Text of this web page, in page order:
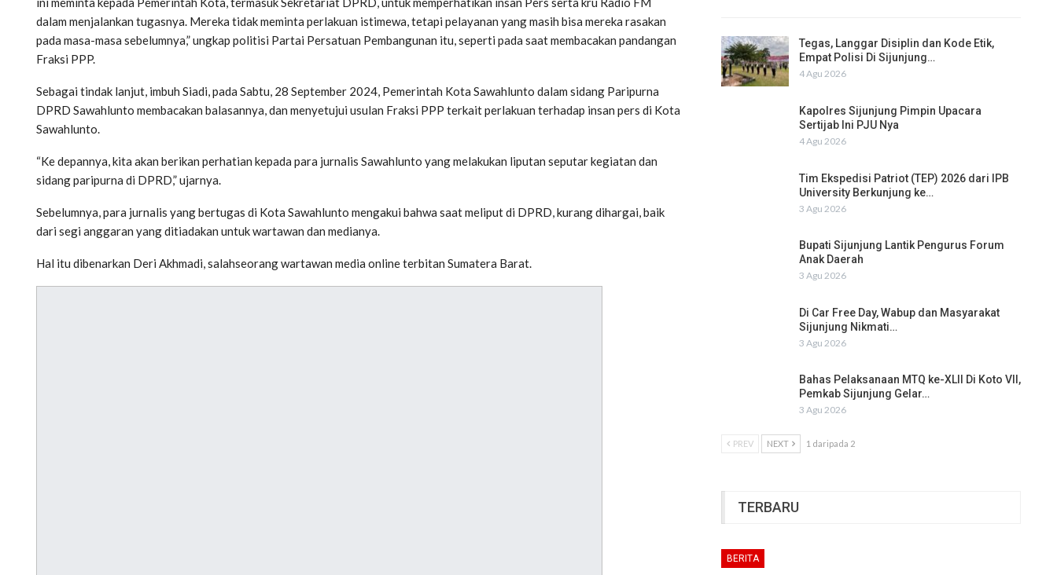
dalam menjalankan tugasnya. Mereka tidak meminta perlakuan istimewa, tetapi pelayanan yang masih bisa mereka rasakan
pada masa-masa sebelumnya,” ungkap politisi Partai Persatuan Pembangunan itu, seperti pada saat membacakan pandangan
Fraksi PPP.
Sebagai tindak lanjut, imbuh Siadi, pada Sabtu, 28 September 2024, Pemerintah Kota Sawahlunto dalam sidang Paripurna
DPRD Sawahlunto membacakan balasannya, dan menyetujui usulan Fraksi PPP terkait perlakuan terhadap insan pers di Kota
Sawahlunto.
“Ke depannya, kita akan berikan perhatian kepada para jurnalis Sawahlunto yang melakukan liputan seputar kegiatan dan
sidang paripurna di DPRD,” ujarnya.
Sebelumnya, para jurnalis yang bertugas di Kota Sawahlunto mengakui bahwa saat meliput di DPRD, kurang dihargai, baik
dari segi anggaran yang ditiadakan untuk wartawan dan medianya.
Hal itu dibenarkan Deri Akhmadi, salahseorang wartawan media online terbitan Sumatera Barat.
Tegas, Langgar Disiplin dan Kode Etik,
Empat Polisi Di Sijunjung…
4 Agu 2026
Kapolres Sijunjung Pimpin Upacara
Sertijab Ini PJU Nya
4 Agu 2026
Tim Ekspedisi Patriot (TEP) 2026 dari IPB
University Berkunjung ke…
3 Agu 2026
Bupati Sijunjung Lantik Pengurus Forum
Anak Daerah
3 Agu 2026
Di Car Free Day, Wabup dan Masyarakat
Sijunjung Nikmati…
3 Agu 2026
Bahas Pelaksanaan MTQ ke-XLII Di Koto VII,
Pemkab Sijunjung Gelar…
3 Agu 2026
PREV NEXT 1 daripada 2
TERBARU
BERITA